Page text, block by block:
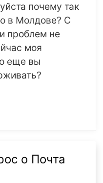
почему так
в Молдове? С
проблем не
моя
еще вы
о Почта